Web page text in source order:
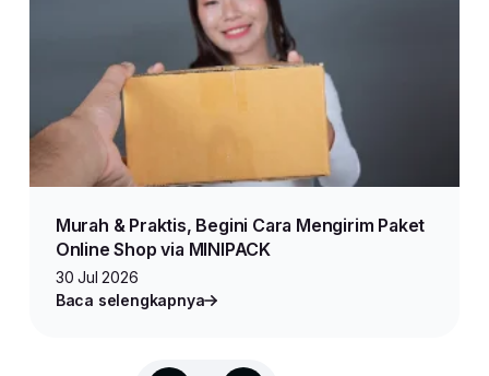
Murah & Praktis, Begini Cara Mengirim Paket
Online Shop via MINIPACK
30 Jul 2026
Baca selengkapnya